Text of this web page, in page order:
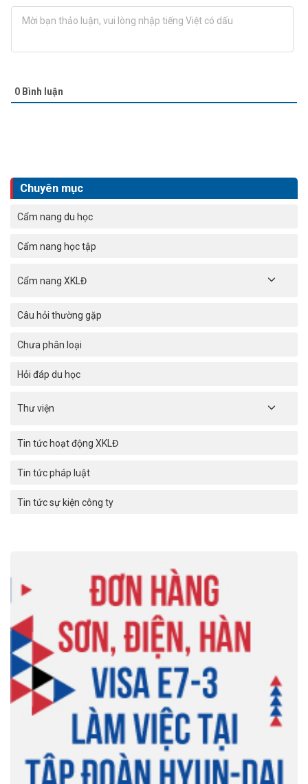
Chuyên mục
Cẩm nang du học
Cẩm nang học tập
Cẩm nang XKLĐ
Câu hỏi thường gặp
Chưa phân loại
Hỏi đáp du học
Thư viện
Tin tức hoạt động XKLĐ
Tin tức pháp luật
Tin tức sự kiện công ty
0 Bình luận